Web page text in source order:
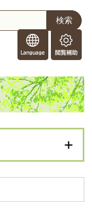
o
r
e
i
n
s
閲
覧
助